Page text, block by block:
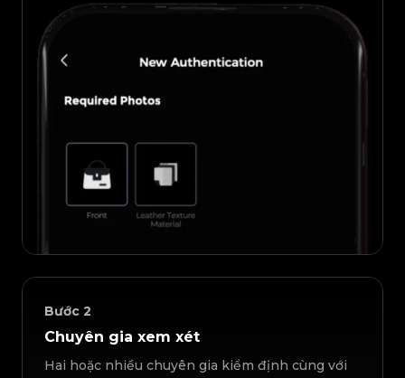
Bước 2
Chuyên gia xem xét
Hai hoặc nhiều chuyên gia kiểm định cùng với